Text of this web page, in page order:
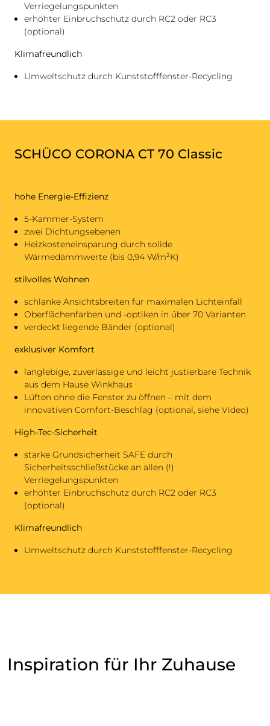
Verriegelungspunkten
erhöhter Einbruchschutz durch RC2 oder RC3
(optional)
Klimafreundlich
Umweltschutz durch Kunststofffenster-Recycling
SCHÜCO CORONA CT 70 Classic
hohe Energie-Effizienz
5-Kammer-System
zwei Dichtungsebenen
Heizkosteneinsparung durch solide
Wärmedämmwerte (bis 0,94 W/m²K)
stilvolles Wohnen
schlanke Ansichtsbreiten für maximalen Lichteinfall
Oberflächenfarben und -optiken in über 70 Varianten
verdeckt liegende Bänder (optional)
exklusiver Komfort
langlebige, zuverlässige und leicht justierbare Technik
aus dem Hause Winkhaus
Lüften ohne die Fenster zu öffnen – mit dem
innovativen Comfort-Beschlag (optional, siehe Video)
High-Tec-Sicherheit
starke Grundsicherheit SAFE durch
Sicherheitsschließstücke an allen (!)
Verriegelungspunkten
erhöhter Einbruchschutz durch RC2 oder RC3
(optional)
Klimafreundlich
Umweltschutz durch Kunststofffenster-Recycling
Inspiration für Ihr Zuhause